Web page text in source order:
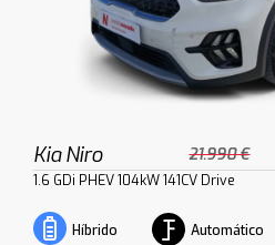
Kia Niro 21.990 €
1.6 GDi PHEV 104kW 141CV Drive
Híbrido Automático